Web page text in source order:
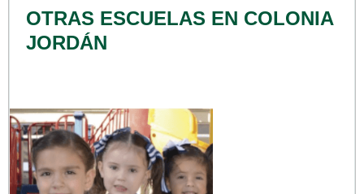
OTRAS ESCUELAS EN COLONIA
JORDÁN